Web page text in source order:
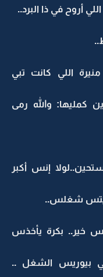
أروح في ذا البرد..
اللي كانت تبي
كمليها: والله رمى
إنس أكبر
شغلس..
خير.. بكرة يأخذس
بيوريس الشغل ..